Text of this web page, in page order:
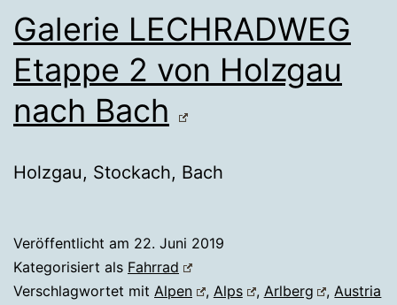
Galerie LECHRADWEG
Etappe 2 von Holzgau
nach Bach
Holzgau, Stockach, Bach
Veröffentlicht am 22. Juni 2019
Kategorisiert als Fahrrad
Verschlagwortet mit Alpen , Alps , Arlberg ,Austria